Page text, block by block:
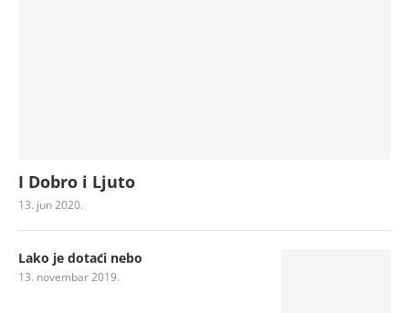
I Dobro i Ljuto
13. jun 2020.
Lako je dotaći nebo
13. novembar 2019.